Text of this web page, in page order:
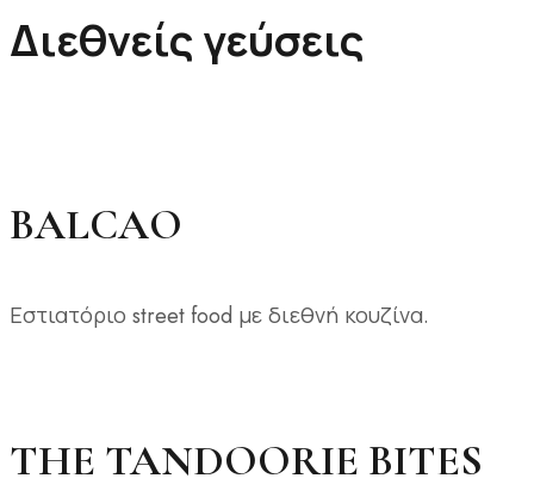
Διεθνείς γεύσεις
BALCAO
Εστιατόριο street food με διεθνή κουζίνα.
THE TANDOORIE BITES